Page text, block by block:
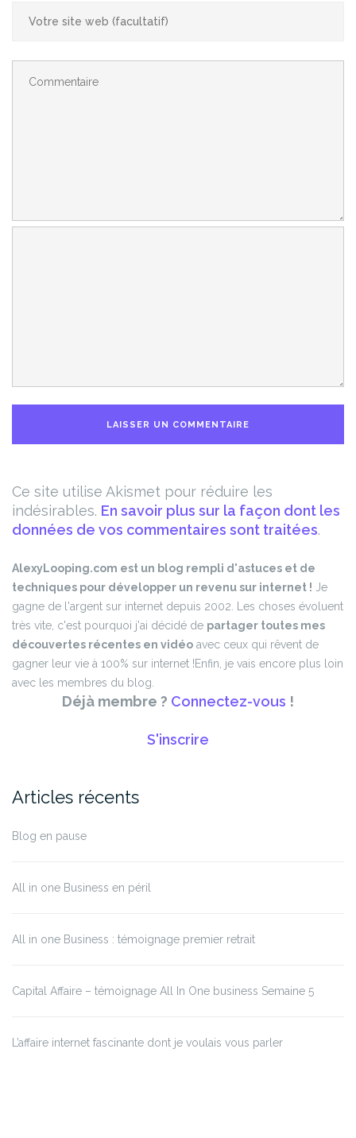
Ce site utilise Akismet pour réduire les
indésirables. En savoir plus sur la façon dont les
données de vos commentaires sont traitées.
AlexyLooping.com est un blog rempli d'astuces et de
techniques pour développer un revenu sur internet ! Je
gagne de l'argent sur internet depuis 2002. Les choses évoluent
très vite, c'est pourquoi j'ai décidé de partager toutes mes
découvertes récentes en vidéo avec ceux qui rêvent de
gagner leur vie à 100% sur internet !Enfin, je vais encore plus loin
avec les membres du blog.
Déjà membre ? Connectez-vous !
S'inscrire
Articles récents
Blog en pause
All in one Business en péril
All in one Business : témoignage premier retrait
Capital Affaire – témoignage All In One business Semaine 5
L’affaire internet fascinante dont je voulais vous parler